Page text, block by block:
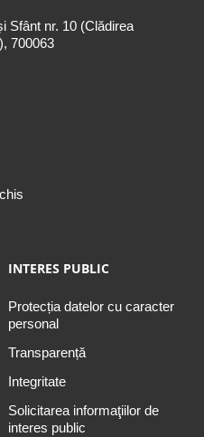
Sfânt nr. 10 (Clădirea
700063
INTERES PUBLIC
Protecția datelor cu caracter
personal
Transparență
Integritate
Solicitarea informaţiilor de
interes public